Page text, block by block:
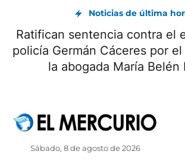
Noticias de última
Ratifican sentencia contra el
policía Germán Cáceres por
la abogada María Belén
Sábado, 8 de agosto de 2026